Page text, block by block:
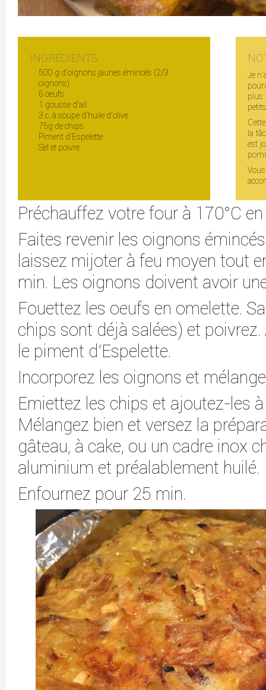
INGRÉDIENTS
500 g d'oignons jaunes émincés (2/3
oignons)
6 oeufs
1 gousse d'ail
3 c. à soupe d'huile d'olive
75g de chips
Piment d'Espelette
Sel et poivre
Je
plus
la
est
Préchauffez votre four à 170°C
Faites revenir les oignons
laissez mijoter à feu moyen tout
min. Les oignons doivent avoir
Fouettez les oeufs en omelette.
chips sont déjà salées) et
le piment d'Espelette.
Incorporez les oignons et
Emiettez les chips et ajoutez-les
Mélangez bien et versez la
gâteau, à cake, ou un cadre inox
aluminium et préalablement huilé.
Enfournez pour 25 min.